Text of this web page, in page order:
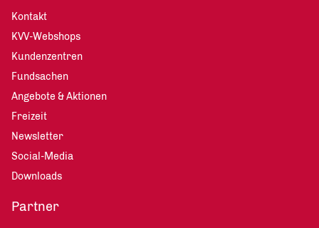
Kontakt
KVV-Webshops
Kundenzentren
Fundsachen
Angebote & Aktionen
Freizeit
Newsletter
Social-Media
Downloads
Partner